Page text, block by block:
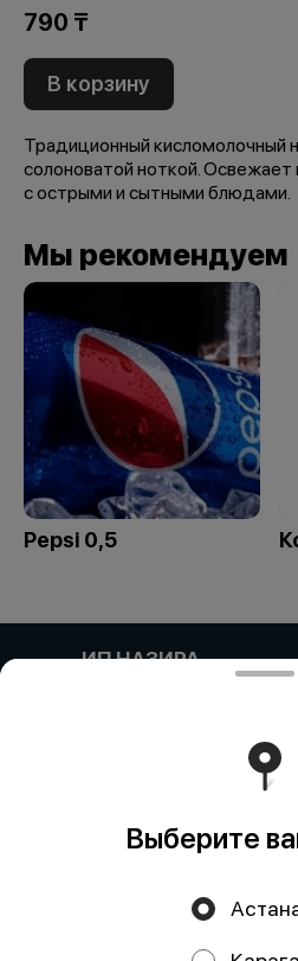
790 ₸
В корзину
Традиционный кисломолочный
солоноватой ноткой. Освежает
с острыми и сытными блюдами.
Мы рекомендуем
Pepsi 0,5
ИП НАЗИРА
CASPKZKA Номер счета::
Работает на эффективном ядре
Политика
Выберите